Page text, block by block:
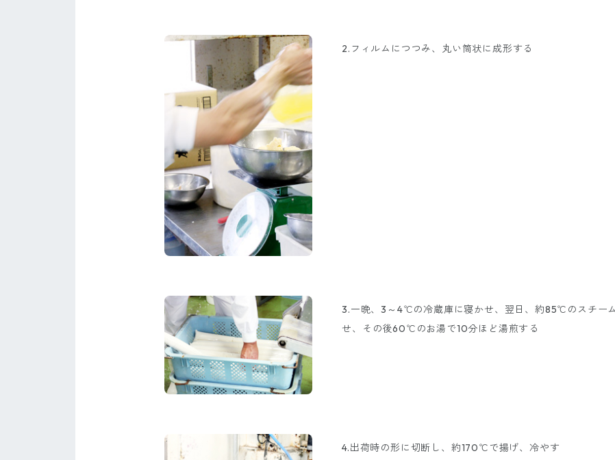
2.フィルムにつつみ、丸い筒状に成形する
3.一晩、3～4℃の冷蔵庫に寝かせ、翌日、約85℃のスチー
せ、その後60℃のお湯で10分ほど湯煎する
4.出荷時の形に切断し、約170℃で揚げ、冷やす